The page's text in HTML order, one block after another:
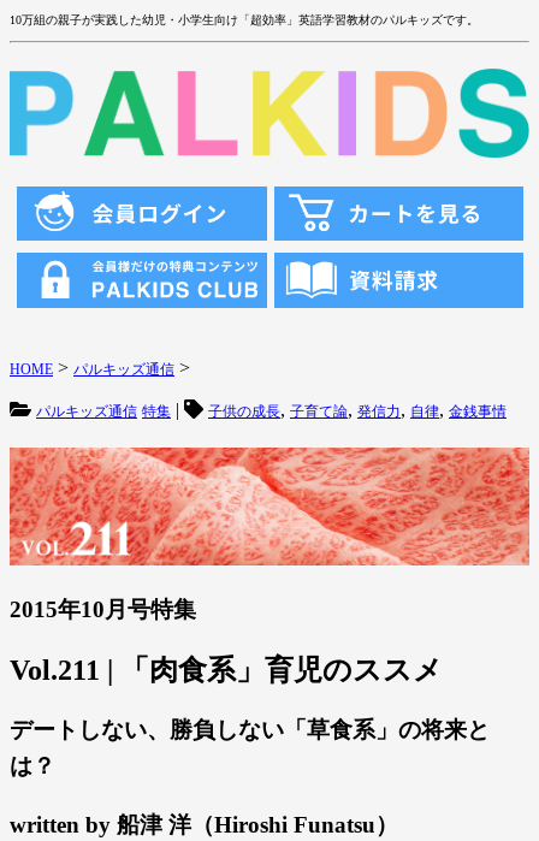
10万組の親子が実践した幼児・小学生向け「超効率」英語学習教材のパルキッズです。
HOME > パルキッズ通信 >
パルキッズ通信 特集 | 子供の成長, 子育て論, 発信力, 自律, 金銭事情
2015年10月号特集
Vol.211 | 「肉食系」育児のススメ
デートしない、勝負しない「草食系」の将来と
は？
written by 船津 洋（Hiroshi Funatsu）